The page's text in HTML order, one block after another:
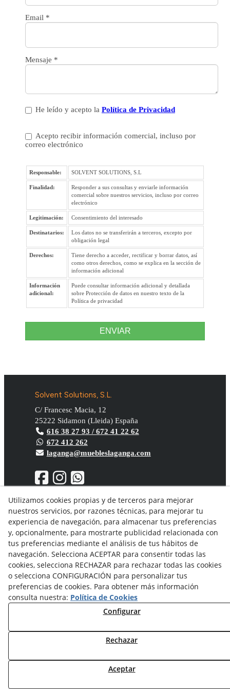
Email *
Mensaje *
He leído y acepto la Política de Privacidad
Acepto recibir información comercial, incluso por
correo electrónico
Responsable: SOLVENT SOLUTIONS, S.L
Finalidad:
Responder a sus consultas y enviarle información
comercial sobre nuestros servicios, incluso por correo
electrónico
Legitimación: Consentimiento del interesado
Destinatarios:
Los datos no se transferirán a terceros, excepto por
obligación legal
Derechos:
Tiene derecho a acceder, rectificar y borrar datos, así
como otros derechos, como se explica en la sección de
información adicional
Información
adicional:
Puede consultar información adicional y detallada
sobre Protección de datos en nuestro texto de la
Política de privacidad
ENVIAR
Solvent Solutions, S.L.
C/ Francesc Macia, 12
25222 Sidamon (Lleida) España
616 38 27 93 / 672 41 22 62
672 412 262
laganga@muebleslaganga.com
Aviso Legal
Política de privacidad
Política Cookies
Condiciones generales de compra
Derecho de desistimiento
Organismos de resolución de conflictos
© 08/2026 Solvent Solutions, S.L. (La Ganga) - Todos los
derechos reservados.
Utilizamos cookies propias y de terceros para mejorar
nuestros servicios, por razones técnicas, para mejorar tu
experiencia de navegación, para almacenar tus preferencias
y, opcionalmente, para mostrarte publicidad relacionada con
tus preferencias mediante el análisis de tus hábitos de
navegación. Selecciona ACEPTAR para consentir todas las
cookies, selecciona RECHAZAR para rechazar todas las cookies
o selecciona CONFIGURACIÓN para personalizar tus
preferencias de cookies. Para obtener más información
consulta nuestra: Política de Cookies
Configurar
Rechazar
Aceptar